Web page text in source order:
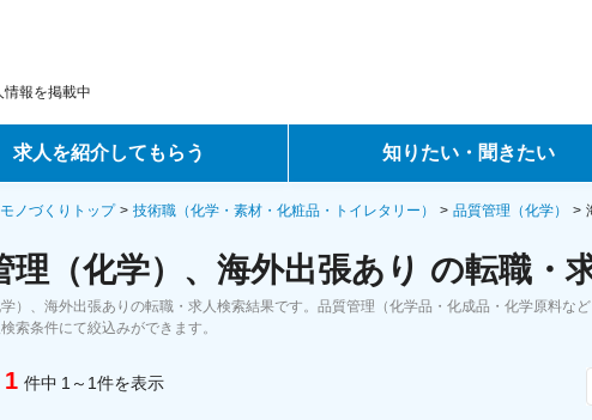
報を掲載中
求人を紹介してもらう
ントサービス
サービス
ーエージェントサービス
知りたい・聞きたい
転職ノウハウ
データで見る転職
ノづくりトップ 技術職（化学・素材・化粧品・トイレタリー） 品質管理（化学）
理（化学）、海外出張あり の転職・
）、海外出張ありの転職・求人検索結果です。品質管理（化学品・化成品・化学原料な
索条件にて絞込みができます。
1 件中 1～1件を表示